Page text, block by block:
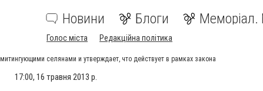
Новини Блоги Меморіал.
Голос міста Редакційна політика
селянами и утверждает, что действует в рамках закона
17:00, 16 травня 2013 р.